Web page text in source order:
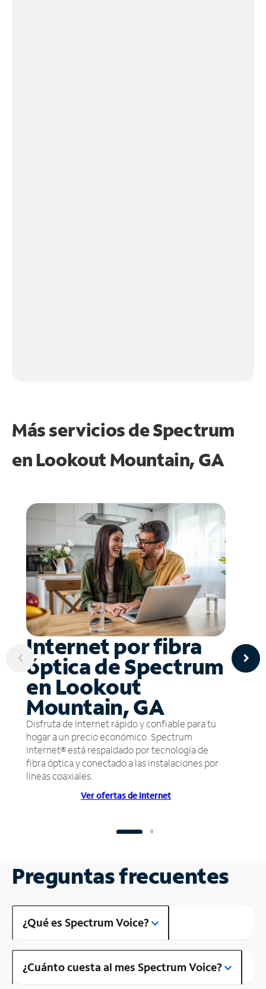
Más servicios de Spectrum
en Lookout Mountain, GA
Internet por fibra
óptica de Spectrum
en Lookout
Mountain, GA
Disfruta de Internet rápido y confiable para tu
hogar a un precio económico. Spectrum
Internet® está respaldado por tecnología de
fibra óptica y conectado a las instalaciones por
líneas coaxiales.
Ver ofertas de Internet
Preguntas frecuentes
¿Qué es Spectrum Voice?
¿Cuánto cuesta al mes Spectrum Voice?